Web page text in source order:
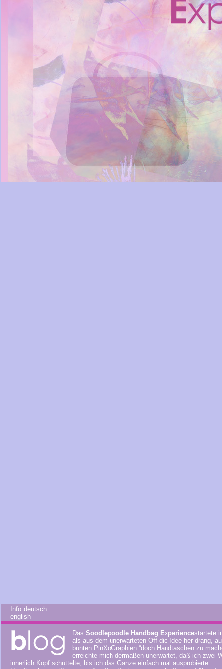
Info deutsch
english
Das Soodlepoodle Handbag Experiencestartete
als aus dem unerwarteten Off die Idee her drang,
bunten PinXoGraphien “doch Handtaschen zu
erreichte mich dermaßen unerwartet, daß ich zwei
innerlich Kopf schüttelte, bis ich das Ganze einfach mal ausprobierte: